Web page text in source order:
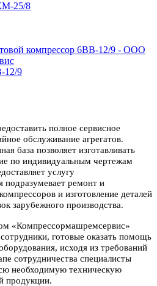
25/8
12/9
полное сервисное
обслуживание агрегатов.
база позволяет изготавливать
по индивидуальным чертежам
услугу
подразумевает ремонт и
и изготовление деталей
зарубежного производства.
«Компрессормашремсервис»
готовые оказать помощь
исходя из требований
сотрудничества специалисты
необходимую техническую
продукции.